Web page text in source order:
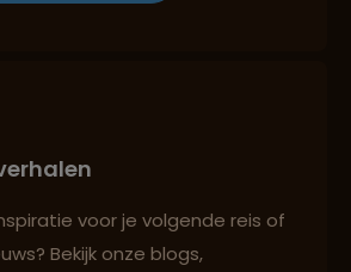
deskundig reisadvies
reisroutes
voor je volgende reis of
Bekijk onze blogs,